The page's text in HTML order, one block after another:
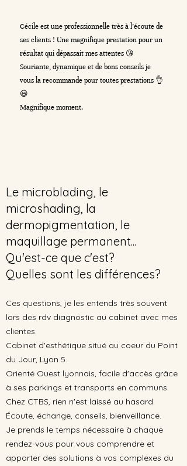
Cécile est une professionnelle très à l’écoute de
ses clients ! Une magnifique prestation pour un
résultat qui dépassait mes attentes 😘
Souriante, dynamique et de bons conseils je
vous la recommande pour toutes prestations 👌
😃
Magnifique moment.
Le microblading, le
microshading, la
dermopigmentation, le
maquillage permanent...
Qu'est-ce que c'est?
Quelles sont les différences?
Ces questions, je les entends très souvent
lors des rdv diagnostic au cabinet avec mes
clientes.
Cabinet d'esthétique situé au coeur du Point
du Jour, Lyon 5.
Orienté Ouest lyonnais, facile d'accès grâce
à ses parkings et transports en communs.
Chez CTBS, rien n'est laissé au hasard.
Écoute, échange, conseils, bienveillance.
Je prends le temps nécessaire à chaque
rendez-vous pour vous comprendre et
apporter des solutions à vos complexes du